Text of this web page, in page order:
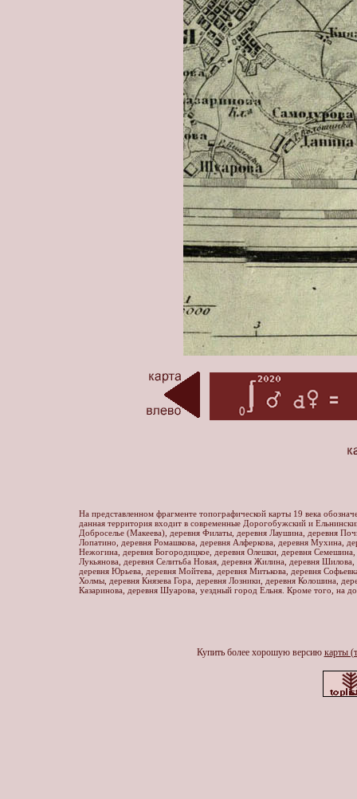
На представленном фрагменте топографической карты 19 века
данная территория входит в современные Дорогобужский и
Доброселье (Макеева), деревня Филаты, деревня Лаушина, деревня
Лопатино, деревня Ромашкова, деревня Алферкова, деревня Мухина,
Нежогина, деревня Богородицкое, деревня Олешки, деревня
Лукьянова, деревня Селитьба Новая, деревня Жилина, деревня
деревня Юрьева, деревня Мойтева, деревня Митькова, деревня
Холмы, деревня Князева Гора, деревня Лозники, деревня Колошина,
Казаринова, деревня Шуарова, уездный город Ельня. Кроме того, на
Купить более хорошую версию карты